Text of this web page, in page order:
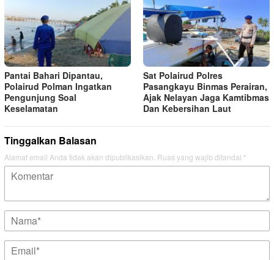
Pantai Bahari Dipantau,
Polairud Polman Ingatkan
Pengunjung Soal
Keselamatan
Sat Polairud Polres
Pasangkayu Binmas Perairan,
Ajak Nelayan Jaga Kamtibmas
Dan Kebersihan Laut
Tinggalkan Balasan
Alamat email Anda tidak akan dipublikasikan. Ruas yang wajib ditandai *